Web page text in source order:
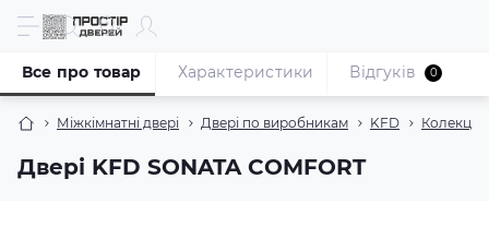
Міжкімнатні двері Двері по виробникам KFD Колекція
Двері KFD SONATA COMFORT
Все про товар Характеристики Відгуків 0